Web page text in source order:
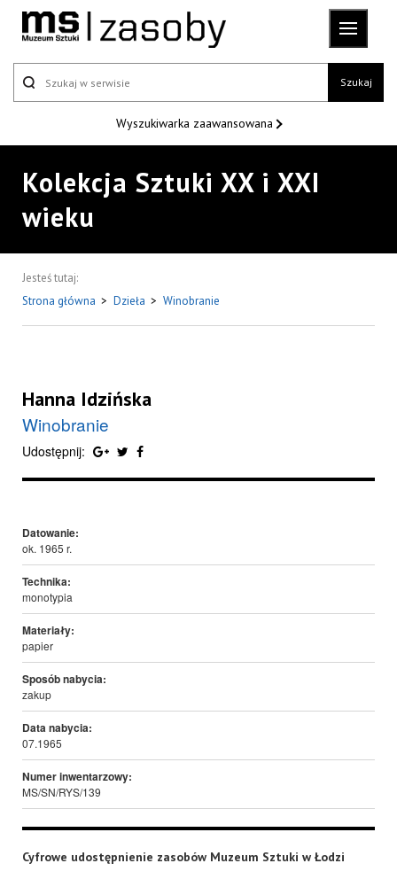
Szukaj
Wyszukiwarka zaawansowana
Kolekcja Sztuki XX i XXI
wieku
Jesteś tutaj:
Strona główna > Dzieła > Winobranie
Hanna Idzińska
Winobranie
Udostępnij:
Datowanie:
ok. 1965 r.
Technika:
monotypia
Materiały:
papier
Sposób nabycia:
zakup
Data nabycia:
07.1965
Numer inwentarzowy:
MS/SN/RYS/139
Cyfrowe udostępnienie zasobów Muzeum Sztuki w Łodzi